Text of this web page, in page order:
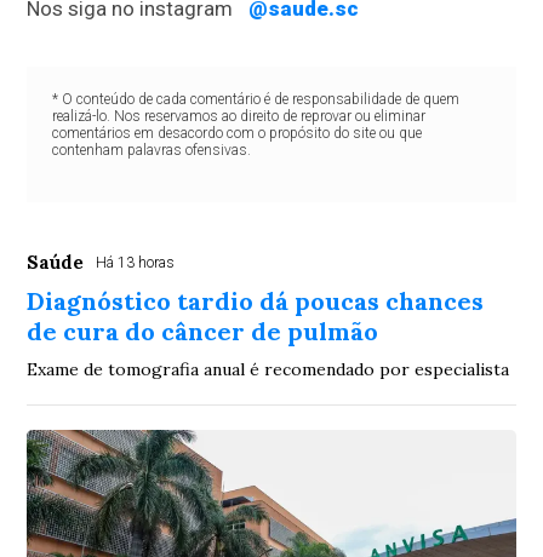
Nos siga no instagram
@saude.sc
* O conteúdo de cada comentário é de responsabilidade de quem
realizá-lo. Nos reservamos ao direito de reprovar ou eliminar
comentários em desacordo com o propósito do site ou que
contenham palavras ofensivas.
Saúde Há 13 horas
Diagnóstico tardio dá poucas chances
de cura do câncer de pulmão
Exame de tomografia anual é recomendado por especialista